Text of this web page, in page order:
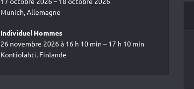
Munich, Allemagne
Individuel Hommes
26 novembre 2026 à 16 h 10 min – 17 h 10 min
Kontiolahti, Finlande